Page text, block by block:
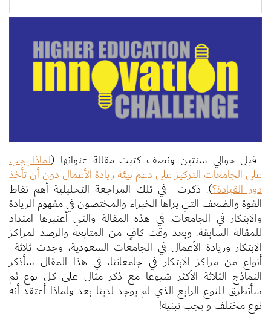
قبل حوالي سنتين ونصف كتبت مقالة عنوانها (لماذا يجب
على الجامعات التركيز على دعم بيئة ريادة الأعمال دون أن تأخذ
دور القيادة؟). ذكرت في تلك المراجعة التحليلية أهم نقاط
القوة والضعف التي يراها الخبراء والمختصون في مفهوم الريادة
والابتكار في الجامعات. في هذه المقالة والتي أعتبرها امتداد
للمقالة السابقة، وبعد وقت كافٍ من المتابعة والرصد لمراكز
الابتكار وريادة الأعمال في الجامعات السعودية، وجدت ثلاثة
أنواع من مراكز الابتكار في جامعاتنا، في هذا المقال سأذكر
النماذج الثلاثة الأكثر شيوعا مع ذكر مثال على كل نوع ثم
سأتطرق للنوع الرابع الذي لم يوجد لدينا بعد ولماذا أعتقد أنه
نوع مختلف و يجب تبنيه!